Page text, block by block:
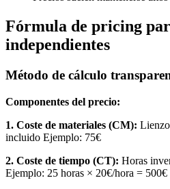
Fórmula de pricing
independientes
Método de cálculo
Componentes del precio:
1. Coste de materiales (CM):
incluido Ejemplo: 75€
2. Coste de tiempo (CT): Horas
Ejemplo: 25 horas × 20€/hora = 500€